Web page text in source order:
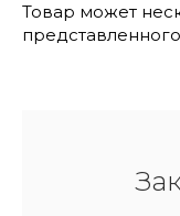
Товар может